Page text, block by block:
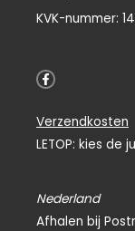
KVK-nummer:
F
a
b
o
o
Verzendkosten
LETOP: kies
Nederland
Afhalen bij